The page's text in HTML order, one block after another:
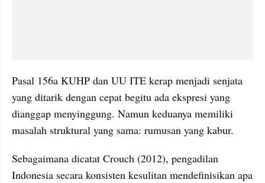
Pasal 156a KUHP dan UU ITE kerap menjadi senjata
yang ditarik dengan cepat begitu ada ekspresi yang
dianggap menyinggung. Namun keduanya memiliki
masalah struktural yang sama: rumusan yang kabur.
Sebagaimana dicatat Crouch (2012), pengadilan
Indonesia secara konsisten kesulitan mendefinisikan apa